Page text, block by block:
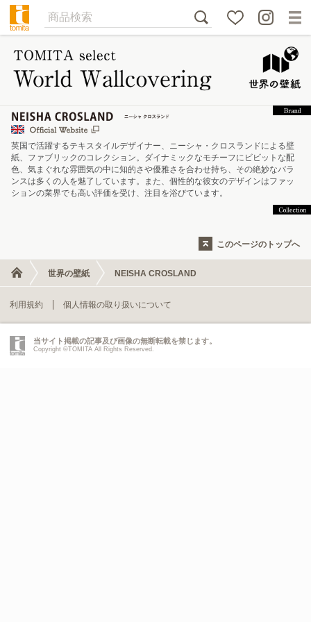
英国で活躍するテキスタイルデザイナー、ニーシャ・クロスランドによる壁
紙、ファブリックのコレクション。ダイナミックなモチーフにビビットな配
色、気まぐれな雰囲気の中に知的さや優雅さを合わせ持ち、その絶妙なバラ
ンスは多くの人を魅了しています。また、個性的な彼女のデザインはファッ
ションの業界でも高い評価を受け、注目を浴びています。
このページのトップへ
世界の壁紙 NEISHA CROSLAND
利用規約 個人情報の取り扱いについて
当サイト掲載の記事及び画像の無断転載を禁じます。
Copyright ©TOMITA All Rights Reserved.